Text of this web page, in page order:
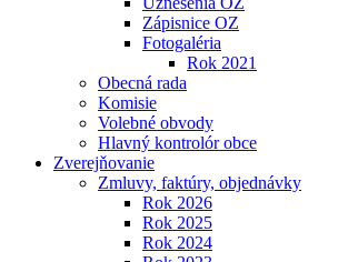
Zápisnice OZ
Fotogaléria
Rok 2021
Obecná rada
Komisie
Volebné obvody
Hlavný kontrolór obce
Zverejňovanie
Zmluvy, faktúry, objednávky
Rok 2026
Rok 2025
Rok 2024